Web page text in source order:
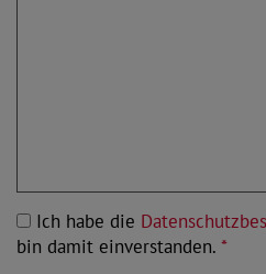
Ich habe die
bin damit einverstanden. *